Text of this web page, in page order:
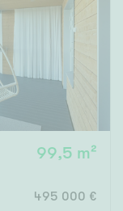
99,5 m²
495 000 €